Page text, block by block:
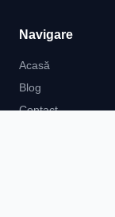
Navigare
Acasă
Blog
Contact